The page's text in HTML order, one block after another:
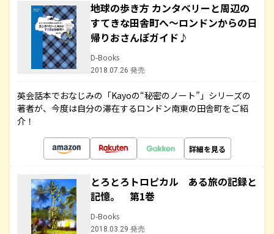
地球の歩き方 カンタベリーと周辺の
すてきな田舎町へ～ロンドンからの日
帰りおさんぽガイド♪
D-Books
2018.07.26 発売
英会話本でおなじみの「Kayoの“秘密のノート”」シリーズの
著者が、今度は自分の滞在するロンドン南東の田舎町をご紹
介！
詳細を見る
とろとろトロピカル ある旅の記録と
記憶。 第1巻
D-Books
2018.03.29 発売